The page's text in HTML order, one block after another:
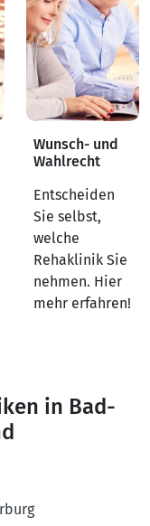
Wunsch- und
Wahlrecht
Entscheiden
Sie selbst,
welche
Rehaklinik Sie
nehmen. Hier
mehr erfahren!
in Bad-